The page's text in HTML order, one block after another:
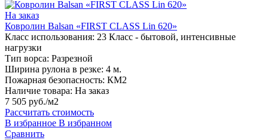
На заказ
Ковролин Balsan «FIRST CLASS Lin 620»
Класс использования: 23 Класс - бытовой, интенсивные
нагрузки
Тип ворса: Разрезной
Ширина рулона в резке: 4 м.
Пожарная безопасность: КМ2
Наличие товара: На заказ
7 505 руб./м2
Рассчитать стоимость
В избранное В избранном
Сравнить